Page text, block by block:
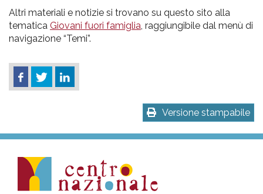
Altri materiali e notizie si trovano su questo sito alla
tematica Giovani fuori famiglia , raggiungibile dal menù di
navigazione “Temi”.
Versione stampabile